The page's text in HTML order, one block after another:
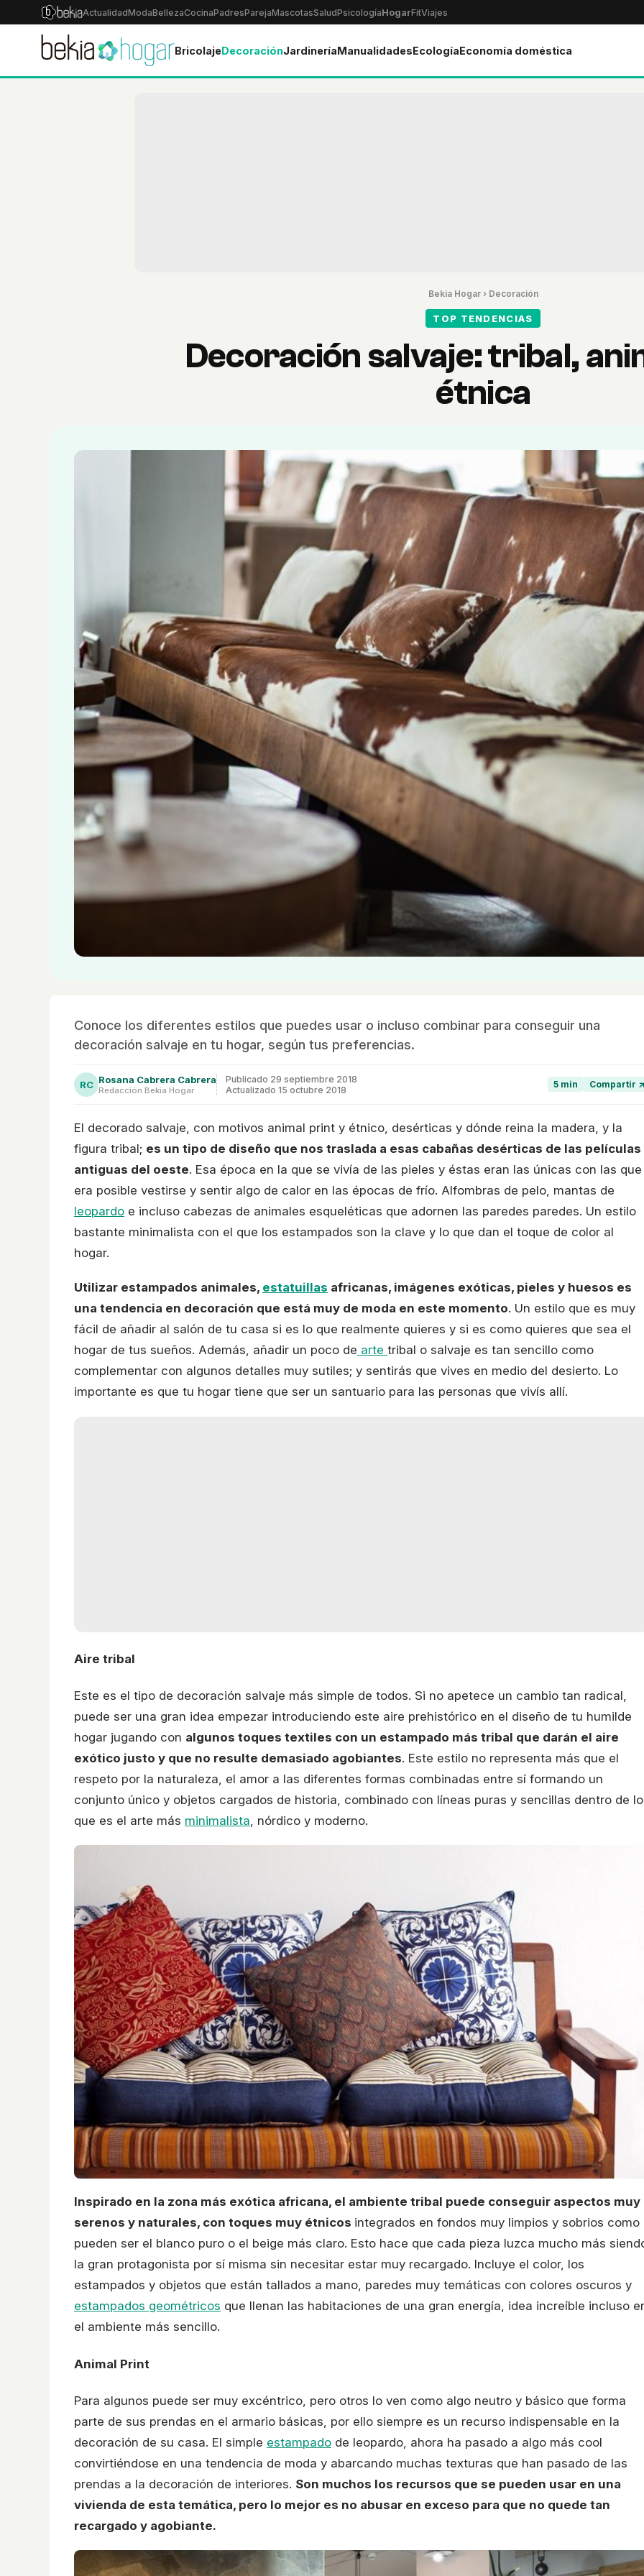
ActualidadModaBellezaCocinaPadresParejaMascotasSaludPsicologíaHogarFitViajes
BricolajeDecoraciónJardineríaManualidadesEcologíaEconomía doméstica
Bekia Hogar› Decoración
TOP TENDENCIAS
Decoración salvaje: tribal,
étnica
Conoce los diferentes estilos que puedes usar o incluso combinar para conseguir una
decoración salvaje en tu hogar, según tus preferencias.
RC Rosana Cabrera Cabrera
Redacción Bekia Hogar
Publicado 29 septiembre 2018
Actualizado 15 octubre 2018
5 min Compartir ↗
El decorado salvaje, con motivos animal print y étnico, desérticas y dónde reina la madera, y la
figura tribal; es un tipo de diseño que nos traslada a esas cabañas desérticas de las películas
antiguas del oeste. Esa época en la que se vivía de las pieles y éstas eran las únicas con las que
era posible vestirse y sentir algo de calor en las épocas de frío. Alfombras de pelo, mantas de
leopardo e incluso cabezas de animales esqueléticas que adornen las paredes paredes. Un estilo
bastante minimalista con el que los estampados son la clave y lo que dan el toque de color al
hogar.
Utilizar estampados animales, estatuillas africanas, imágenes exóticas, pieles y huesos es
una tendencia en decoración que está muy de moda en este momento. Un estilo que es muy
fácil de añadir al salón de tu casa si es lo que realmente quieres y si es como quieres que sea el
hogar de tus sueños. Además, añadir un poco de arte tribal o salvaje es tan sencillo como
complementar con algunos detalles muy sutiles; y sentirás que vives en medio del desierto. Lo
importante es que tu hogar tiene que ser un santuario para las personas que vivís allí.
Aire tribal
Este es el tipo de decoración salvaje más simple de todos. Si no apetece un cambio tan radical,
puede ser una gran idea empezar introduciendo este aire prehistórico en el diseño de tu humilde
hogar jugando con algunos toques textiles con un estampado más tribal que darán el aire
exótico justo y que no resulte demasiado agobiantes. Este estilo no representa más que el
respeto por la naturaleza, el amor a las diferentes formas combinadas entre sí formando un
conjunto único y objetos cargados de historia, combinado con líneas puras y sencillas dentro de lo
que es el arte más minimalista, nórdico y moderno.
Inspirado en la zona más exótica africana, el ambiente tribal puede conseguir aspectos muy
serenos y naturales, con toques muy étnicos integrados en fondos muy limpios y sobrios como
pueden ser el blanco puro o el beige más claro. Esto hace que cada pieza luzca mucho más
la gran protagonista por sí misma sin necesitar estar muy recargado. Incluye el color, los
estampados y objetos que están tallados a mano, paredes muy temáticas con colores oscuros y
estampados geométricos que llenan las habitaciones de una gran energía, idea increíble incluso
el ambiente más sencillo.
Animal Print
Para algunos puede ser muy excéntrico, pero otros lo ven como algo neutro y básico que forma
parte de sus prendas en el armario básicas, por ello siempre es un recurso indispensable en la
decoración de su casa. El simple estampado de leopardo, ahora ha pasado a algo más cool
convirtiéndose en una tendencia de moda y abarcando muchas texturas que han pasado de las
prendas a la decoración de interiores. Son muchos los recursos que se pueden usar en una
vivienda de esta temática, pero lo mejor es no abusar en exceso para que no quede tan
recargado y agobiante.